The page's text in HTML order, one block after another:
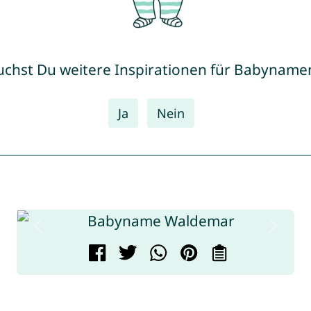
Du weitere Inspirationen für
Ja Nein